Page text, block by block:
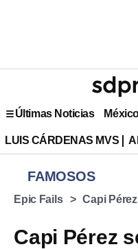
Últimas Noticias
LUIS CÁRDENAS MVS
FAMOSOS
Epic Fails Capi Pérez
Capi Pérez